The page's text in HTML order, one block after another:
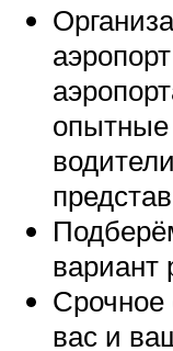
опытные
вариант
вас и